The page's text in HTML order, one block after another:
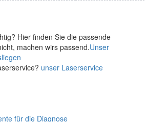
Hier finden Sie die passende
machen wirs passend.Unser
unser Laserservice
für die Diagnose